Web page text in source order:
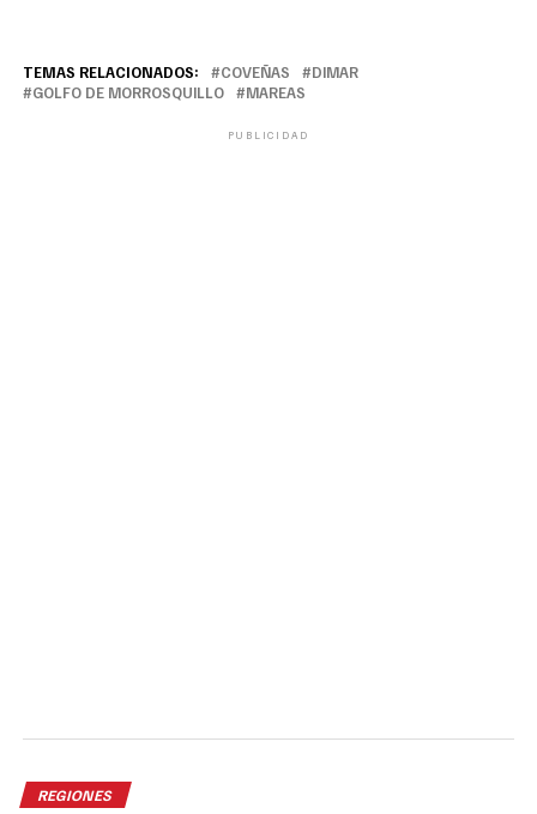
TEMAS RELACIONADOS: COVEÑAS
DIMAR
GOLFO DE MORROSQUILLO
MAREAS
PUBLICIDAD
REGIONES